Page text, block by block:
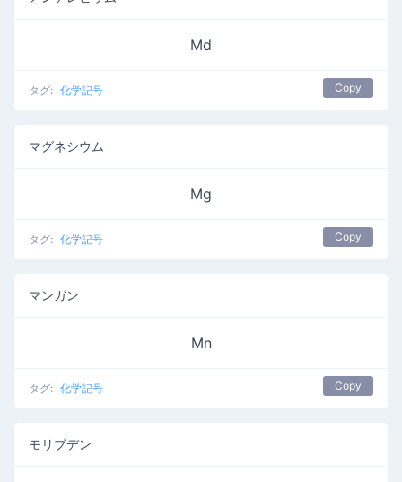
Md
タグ: 化学記号 Copy
マグネシウム
Mg
タグ: 化学記号 Copy
マンガン
Mn
タグ: 化学記号 Copy
モリブデン